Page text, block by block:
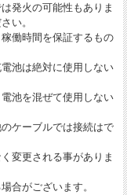
発火の可能性もありま
い。
働時間を保証するもの
池は絶対に使用しない
池を混ぜて使用しない
ケーブルでは接続はで
変更される事がありま
合がございます。